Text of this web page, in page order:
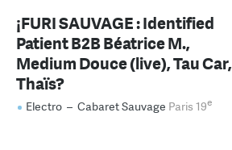
¡FURI SAUVAGE : Identified
Patient B2B Béatrice M.,
Medium Douce (live), Tau Car,
Thaïs?
Electro – Cabaret Sauvage Paris 19e